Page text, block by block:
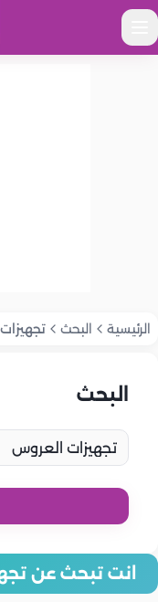
الرئيسية البحث
البحث
انت تبحث عن
جدول زمني لتنظيم
أخطاء شائعة في تجهيزات